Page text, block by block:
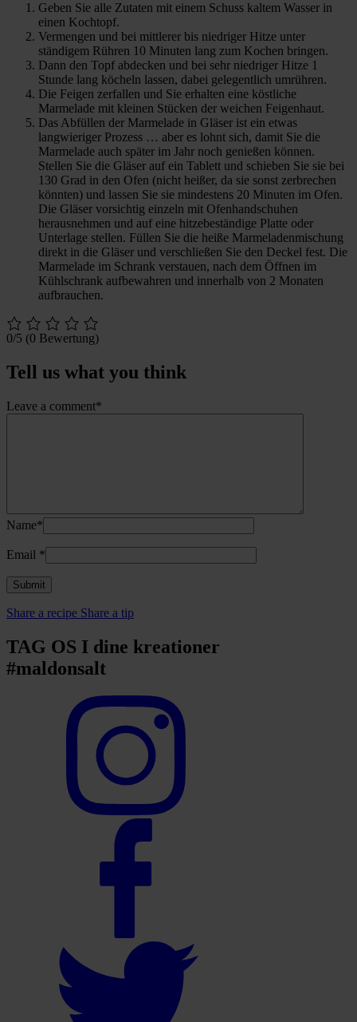
Geben Sie alle Zutaten mit einem Schuss kaltem Wasser in
einen Kochtopf.
Vermengen und bei mittlerer bis niedriger Hitze unter
ständigem Rühren 10 Minuten lang zum Kochen bringen.
Dann den Topf abdecken und bei sehr niedriger Hitze 1
Stunde lang köcheln lassen, dabei gelegentlich umrühren.
Die Feigen zerfallen und Sie erhalten eine köstliche
Marmelade mit kleinen Stücken der weichen Feigenhaut.
Das Abfüllen der Marmelade in Gläser ist ein etwas
langwieriger Prozess … aber es lohnt sich, damit Sie die
Marmelade auch später im Jahr noch genießen können.
Stellen Sie die Gläser auf ein Tablett und schieben Sie sie bei
130 Grad in den Ofen (nicht heißer, da sie sonst zerbrechen
könnten) und lassen Sie sie mindestens 20 Minuten im Ofen.
Die Gläser vorsichtig einzeln mit Ofenhandschuhen
herausnehmen und auf eine hitzebeständige Platte oder
Unterlage stellen. Füllen Sie die heiße Marmeladenmischung
direkt in die Gläser und verschließen Sie den Deckel fest. Die
Marmelade im Schrank verstauen, nach dem Öffnen im
Kühlschrank aufbewahren und innerhalb von 2 Monaten
aufbrauchen.
0/5 (0 Bewertung)
Tell us what you think
Leave a comment*
Name*
Email *
Share a recipe Share a tip
TAG OS I dine kreationer
#maldonsalt